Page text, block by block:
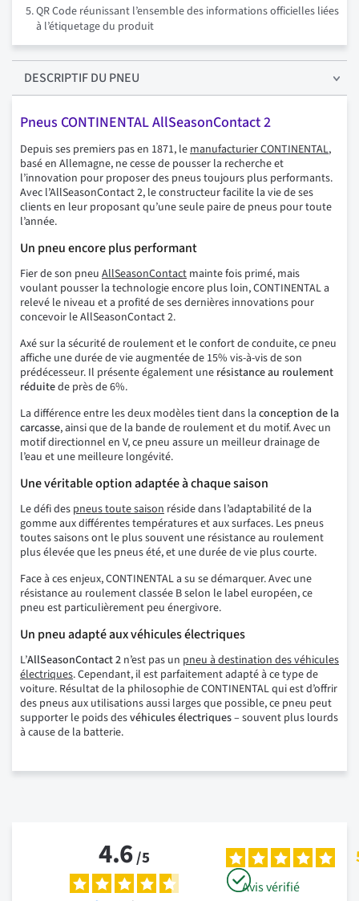
QR Code réunissant l’ensemble des informations officielles liées
à l’étiquetage du produit
DESCRIPTIFDU PNEU
Pneus CONTINENTAL AllSeasonContact 2
Depuis ses premiers pas en 1871, lemanufacturier CONTINENTAL,
basé en Allemagne, ne cesse de pousser la recherche et
l’innovation pour proposer des pneus toujours plus performants.
Avec l’AllSeasonContact 2, le constructeur facilite la vie de ses
clients en leur proposant qu’une seule paire de pneus pour toute
l’année.
Un pneu encore plus performant
Fier de son pneu AllSeasonContact mainte fois primé, mais
voulant pousser la technologie encore plus loin, CONTINENTAL a
relevé le niveau et a profité de ses dernières innovations pour
concevoir le AllSeasonContact 2.
Axé sur la sécurité de roulement et le confort de conduite, ce pneu
affiche une durée de vie augmentée de 15% vis-à-vis de son
prédécesseur. Il présente également une résistance au roulement
réduitede près de 6%.
La différence entre les deux modèles tient dans la conception de la
carcasse, ainsi que de la bande de roulement et du motif. Avec un
motif directionnel en V, ce pneu assure un meilleur drainage de
l’eau et une meilleure longévité.
Une véritable option adaptée à chaque saison
Le défi des pneus toute saison réside dans l’adaptabilité de la
gomme aux différentes températures et aux surfaces. Les pneus
toutes saisons ont le plus souvent une résistance au roulement
plus élevée que les pneus été, et une durée de vie plus courte.
Face à ces enjeux, CONTINENTAL a su se démarquer. Avec une
résistance au roulement classée B selon le label européen, ce
pneu est particulièrement peu énergivore.
Un pneu adapté aux véhicules électriques
L’AllSeasonContact 2 n’est pas un pneu à destination des véhicules
électriques. Cependant, il est parfaitement adapté à ce type de
voiture. Résultat de la philosophie de CONTINENTAL qui est d’offrir
des pneus aux utilisations aussi larges que possible, ce pneu peut
supporter le poids desvéhicules électriques– souvent plus lourds
à cause de la batterie.
4.6/5
Avis vérifié